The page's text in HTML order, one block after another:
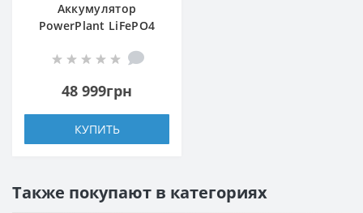
Аккумулятор
PowerPlant LiFePO4
48 999грн
КУПИТЬ
Также покупают в категориях